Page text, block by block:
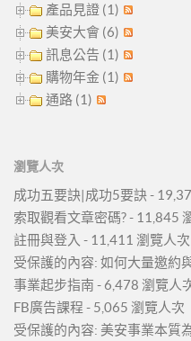
產品見證 (1)
美安大會 (6)
訊息公告 (1)
購物年金 (1)
通路 (1)
瀏覽人次
成功五要訣|成功5要訣-
索取觀看文章密碼?- 11,845
註冊與登入 - 11,411 瀏覽人次
受保護的內容: 如何大量邀約
事業起步指南 - 6,478 瀏覽人
FB廣告課程 - 5,065 瀏覽人次
受保護的內容: 美安事業本質